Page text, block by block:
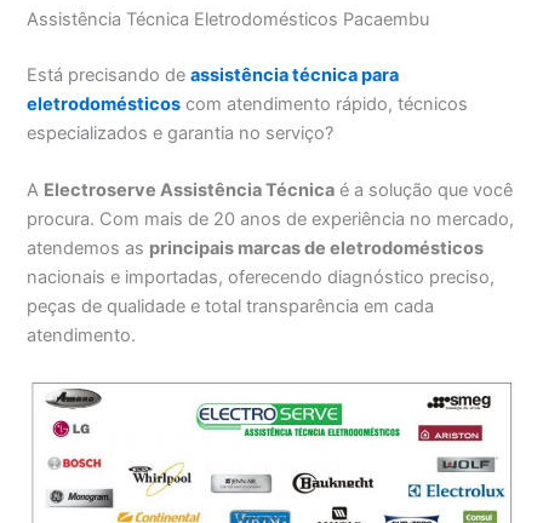
Assistência Técnica Eletrodomésticos Pacaembu
Está precisando deassistência técnica para
eletrodomésticos com atendimento rápido, técnicos
especializados e garantia no serviço?
A Electroserve Assistência Técnica é a solução que você
procura. Com mais de 20 anos de experiência no mercado,
atendemos as principais marcas de eletrodomésticos
nacionais e importadas, oferecendo diagnóstico preciso,
peças de qualidade e total transparência em cada
atendimento.